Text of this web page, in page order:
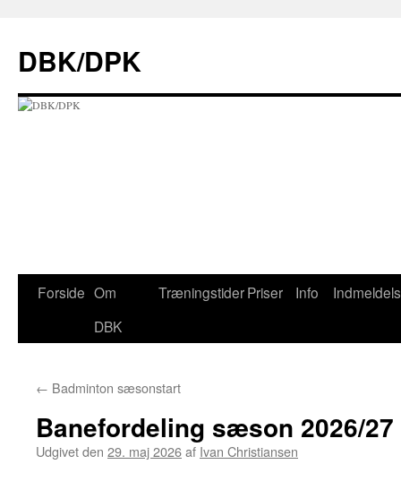
indhold
DBK/DPK
Forside Om
DBK
TræningstiderPriser Info
← Badminton sæsonstart
Banefordeling sæson 2026/27
Udgivet den 29. maj 2026af Ivan Christiansen